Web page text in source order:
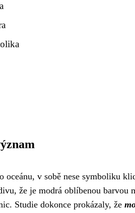
oceánu, v sobě nese symboliku
že je modrá oblíbenou
Studie dokonce prokázaly, že